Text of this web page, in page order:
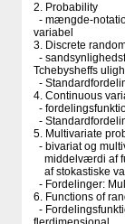
2. Probability
- mængde-
variabel
3. Discrete
-
Tchebysheffs
-
4. Continuous
-
-
5. Multivariate
- bivariat og
middelværdi af
af stokastiske
- Fordelinger:
6. Functions of
-